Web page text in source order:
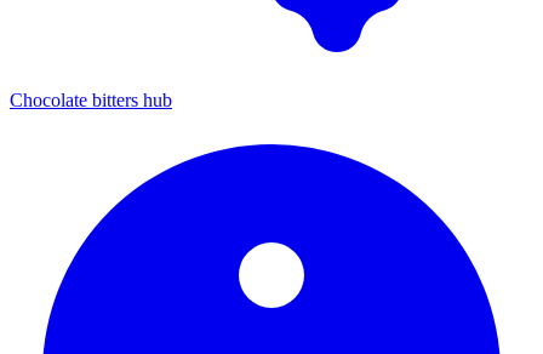
Chocolate bitters hub